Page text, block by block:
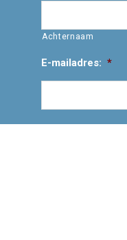
Achternaam
E-mailadres: *